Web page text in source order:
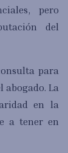
pero
del
para
La
en la
a tener en